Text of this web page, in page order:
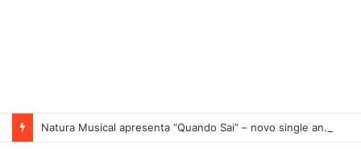
Natura Musical apresenta “Quando Sai” – novo single antecipa estreia do primeiro álbum solo de Elisa Maia